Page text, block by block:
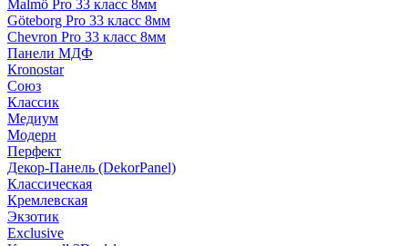
Malmö Pro 33 класс 8мм
Göteborg Pro 33 класс 8мм
Chevron Pro 33 класс 8мм
Панели МДФ
Кronostar
Союз
Классик
Медиум
Модерн
Перфект
Декор-Панель (DekorPanel)
Классическая
Кремлевская
Экзотик
Exclusive